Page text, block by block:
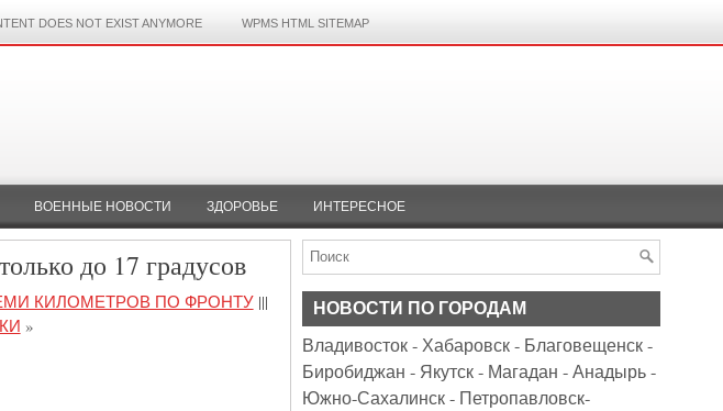
DOES NOT EXIST ANYMORE WPMS HTML SITEMAP
ВОЕННЫЕ НОВОСТИ ЗДОРОВЬЕ ИНТЕРЕСНОЕ
до 17 градусов
КИЛОМЕТРОВ ПО ФРОНТУ|||
»
НОВОСТИ ПО ГОРОДАМ
Владивосток-Хабаровск- Благовещенск-
Биробиджан - Якутск- Магадан -Анадырь-
Южно-Сахалинск- Петропавловск-